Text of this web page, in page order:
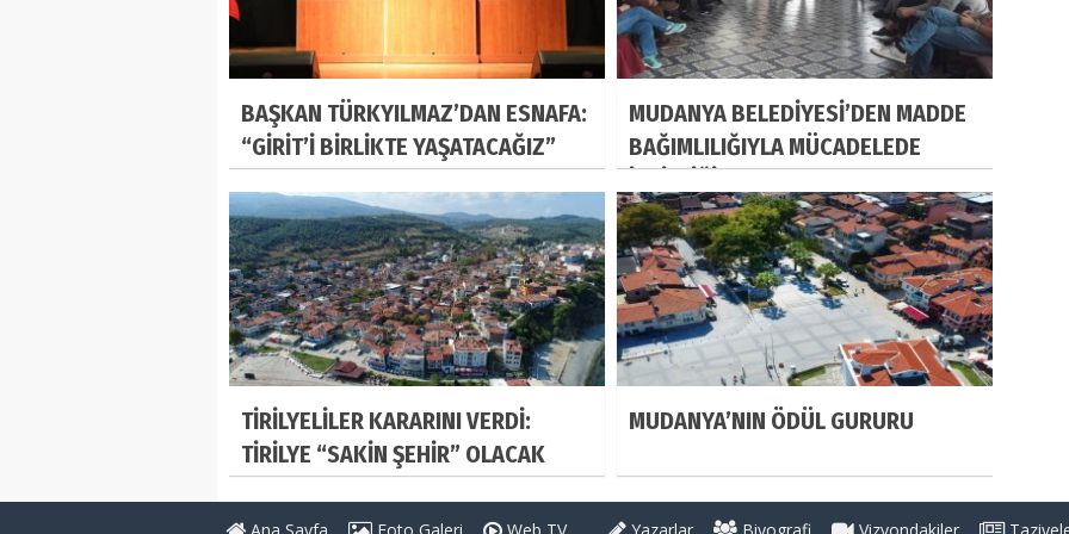
BAŞKAN TÜRKYILMAZ’DAN ESNAFA:
“GİRİT’İ BİRLİKTE YAŞATACAĞIZ”
MUDANYA BELEDİYESİ’DEN MADDE
BAĞIMLILIĞIYLA MÜCADELEDE
TİRİLYELİLER KARARINI VERDİ:
TİRİLYE “SAKİN ŞEHİR” OLACAK
MUDANYA’NIN ÖDÜL GURURU
Ana Sayfa Foto Galeri Web TV Yazarlar Biyografi Vizyondakiler